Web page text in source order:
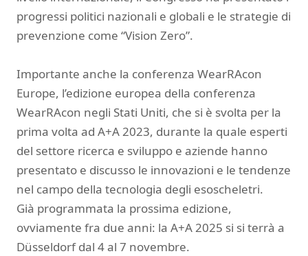
progressi politici nazionali e globali e le strategie di
prevenzione come “Vision Zero”.
Importante anche la conferenza WearRAcon
Europe, l’edizione europea della conferenza
WearRAcon negli Stati Uniti, che si è svolta per la
prima volta ad A+A 2023, durante la quale esperti
del settore ricerca e sviluppo e aziende hanno
presentato e discusso le innovazioni e le tendenze
nel campo della tecnologia degli esoscheletri.
Già programmata la prossima edizione,
ovviamente fra due anni: la A+A 2025 si si terrà a
Düsseldorf dal 4 al 7 novembre.